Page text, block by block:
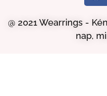
@ 2021 Wearrings -
nap,